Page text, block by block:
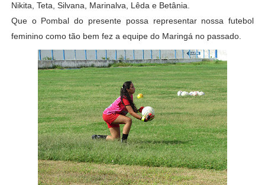
Nikita, Teta, Silvana, Marinalva, Lêda e Betânia.
Que o Pombal do presente possa representar nossa futebol
feminino como tão bem fez a equipe do Maringá no passado.